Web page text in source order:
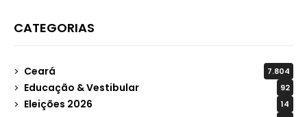
CATEGORIAS
Ceará 7.804
Educação & Vestibular 92
Eleições 2026 14